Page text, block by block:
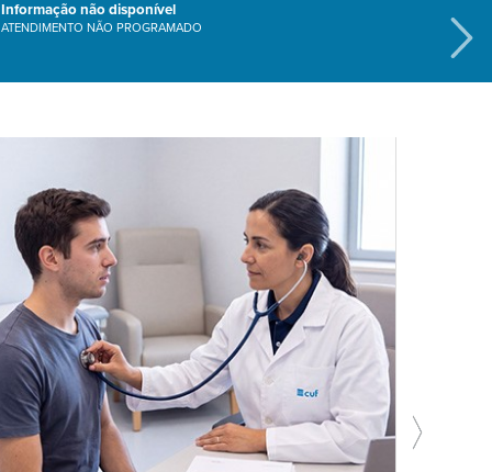
Informação não disponível
ATENDIMENTO NÃO PROGRAMADO